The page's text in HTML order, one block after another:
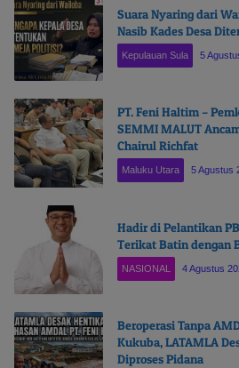
Suara Nyaring dari
Nasib Kades Desa
Kepulauan Sula 5
PT. Feni Haltim –
SEMMI MALUT
Chairul Richfat
Maluku Utara 5 Agustus
Hadir di Pelantikan
Terikat Batin dengan
NASIONAL 4 Agustus
Beroperasi Tanpa
Kukuba, LATAMLA
Diproses Pidana